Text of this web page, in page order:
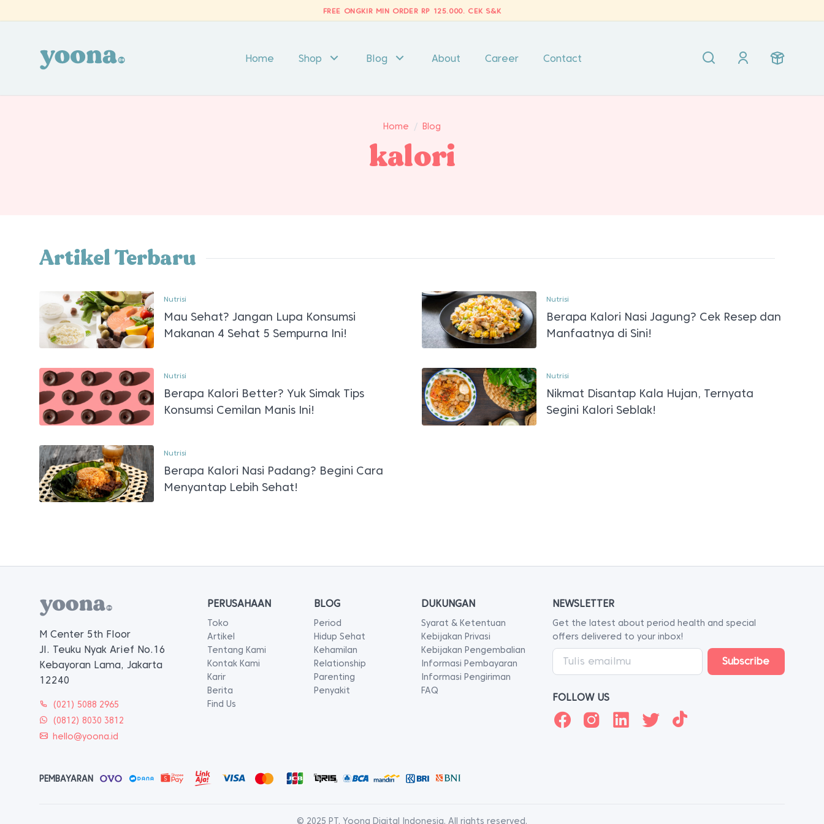
FREE ONGKIR MIN ORDER RP 125.000. CEK S&K
Home Shop Blog About Career Contact
Home / Blog
kalori
Artikel Terbaru
Nutrisi
Mau Sehat? Jangan Lupa Konsumsi
Makanan 4 Sehat 5 Sempurna Ini!
Nutrisi
Berapa Kalori Nasi Jagung? Cek Resep dan
Manfaatnya di Sini!
Nutrisi
Berapa Kalori Better? Yuk Simak Tips
Konsumsi Cemilan Manis Ini!
Nutrisi
Nikmat Disantap Kala Hujan, Ternyata
Segini Kalori Seblak!
Nutrisi
Berapa Kalori Nasi Padang? Begini Cara
Menyantap Lebih Sehat!
M Center 5th Floor
Jl. Teuku Nyak Arief No.16
Kebayoran Lama, Jakarta
12240
(021) 5088 2965
(0812) 8030 3812
hello@yoona.id
PERUSAHAAN
Toko
Artikel
Tentang Kami
Kontak Kami
Karir
Berita
Find Us
BLOG
Period
Hidup Sehat
Kehamilan
Relationship
Parenting
Penyakit
DUKUNGAN
Syarat & Ketentuan
Kebijakan Privasi
Kebijakan Pengembalian
Informasi Pembayaran
Informasi Pengiriman
FAQ
NEWSLETTER
Get the latest about period health and special
offers delivered to your inbox!
FOLLOW US
PEMBAYARAN
© 2025 PT. Yoona Digital Indonesia. All rights reserved.